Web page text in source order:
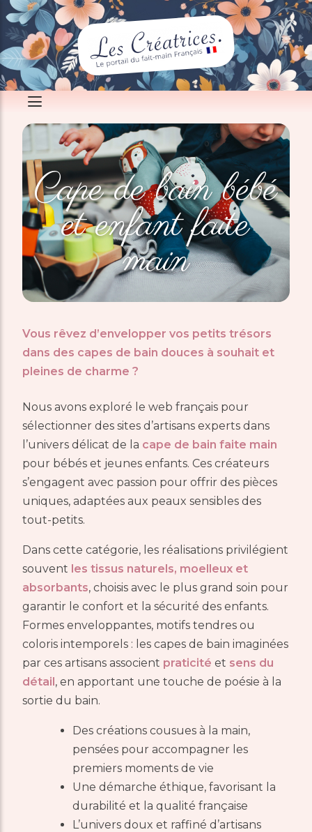
Cape de bain bébé
et enfant faite
main
Vous rêvez d’envelopper vos petits trésors
dans des capes de bain douces à souhait et
pleines de charme ?
Nous avons exploré le web français pour
sélectionner des sites d’artisans experts dans
l’univers délicat de la cape de bain faite main
pour bébés et jeunes enfants. Ces créateurs
s’engagent avec passion pour offrir des pièces
uniques, adaptées aux peaux sensibles des
tout-petits.
Dans cette catégorie, les réalisations privilégient
souvent les tissus naturels, moelleux et
absorbants, choisis avec le plus grand soin pour
garantir le confort et la sécurité des enfants.
Formes enveloppantes, motifs tendres ou
coloris intemporels : les capes de bain imaginées
par ces artisans associent praticité et sens du
détail, en apportant une touche de poésie à la
sortie du bain.
Des créations cousues à la main,
pensées pour accompagner les
premiers moments de vie
Une démarche éthique, favorisant la
durabilité et la qualité française
L’univers doux et raffiné d’artisans